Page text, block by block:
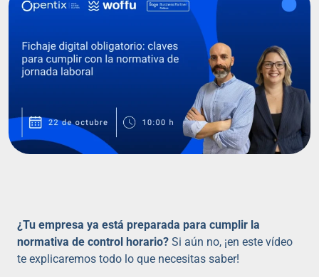
¿Tu empresa ya está preparada para cumplir la
normativa de control horario? Si aún no, ¡en este vídeo
te explicaremos todo lo que necesitas saber!